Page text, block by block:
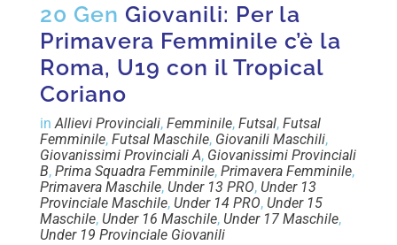
20 Gen Giovanili: Per la
Primavera Femminile c’è la
Roma, U19 con il Tropical
Coriano
inAllievi Provinciali,Femminile,Futsal,Futsal
Femminile,Futsal Maschile, Giovanili Maschili,
Giovanissimi Provinciali A, Giovanissimi Provinciali
B,Prima Squadra Femminile,Primavera Femminile,
Primavera Maschile, Under 13 PRO, Under 13
Provinciale Maschile, Under 14 PRO, Under 15
Maschile, Under 16 Maschile, Under 17 Maschile,
Under 19 Provinciale Giovanili